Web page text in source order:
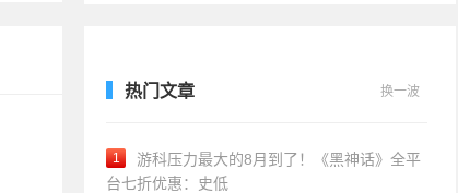
热门文章 换一波
1
游科压力最大的8月到了！《黑神话》全平
台七折优惠：史低